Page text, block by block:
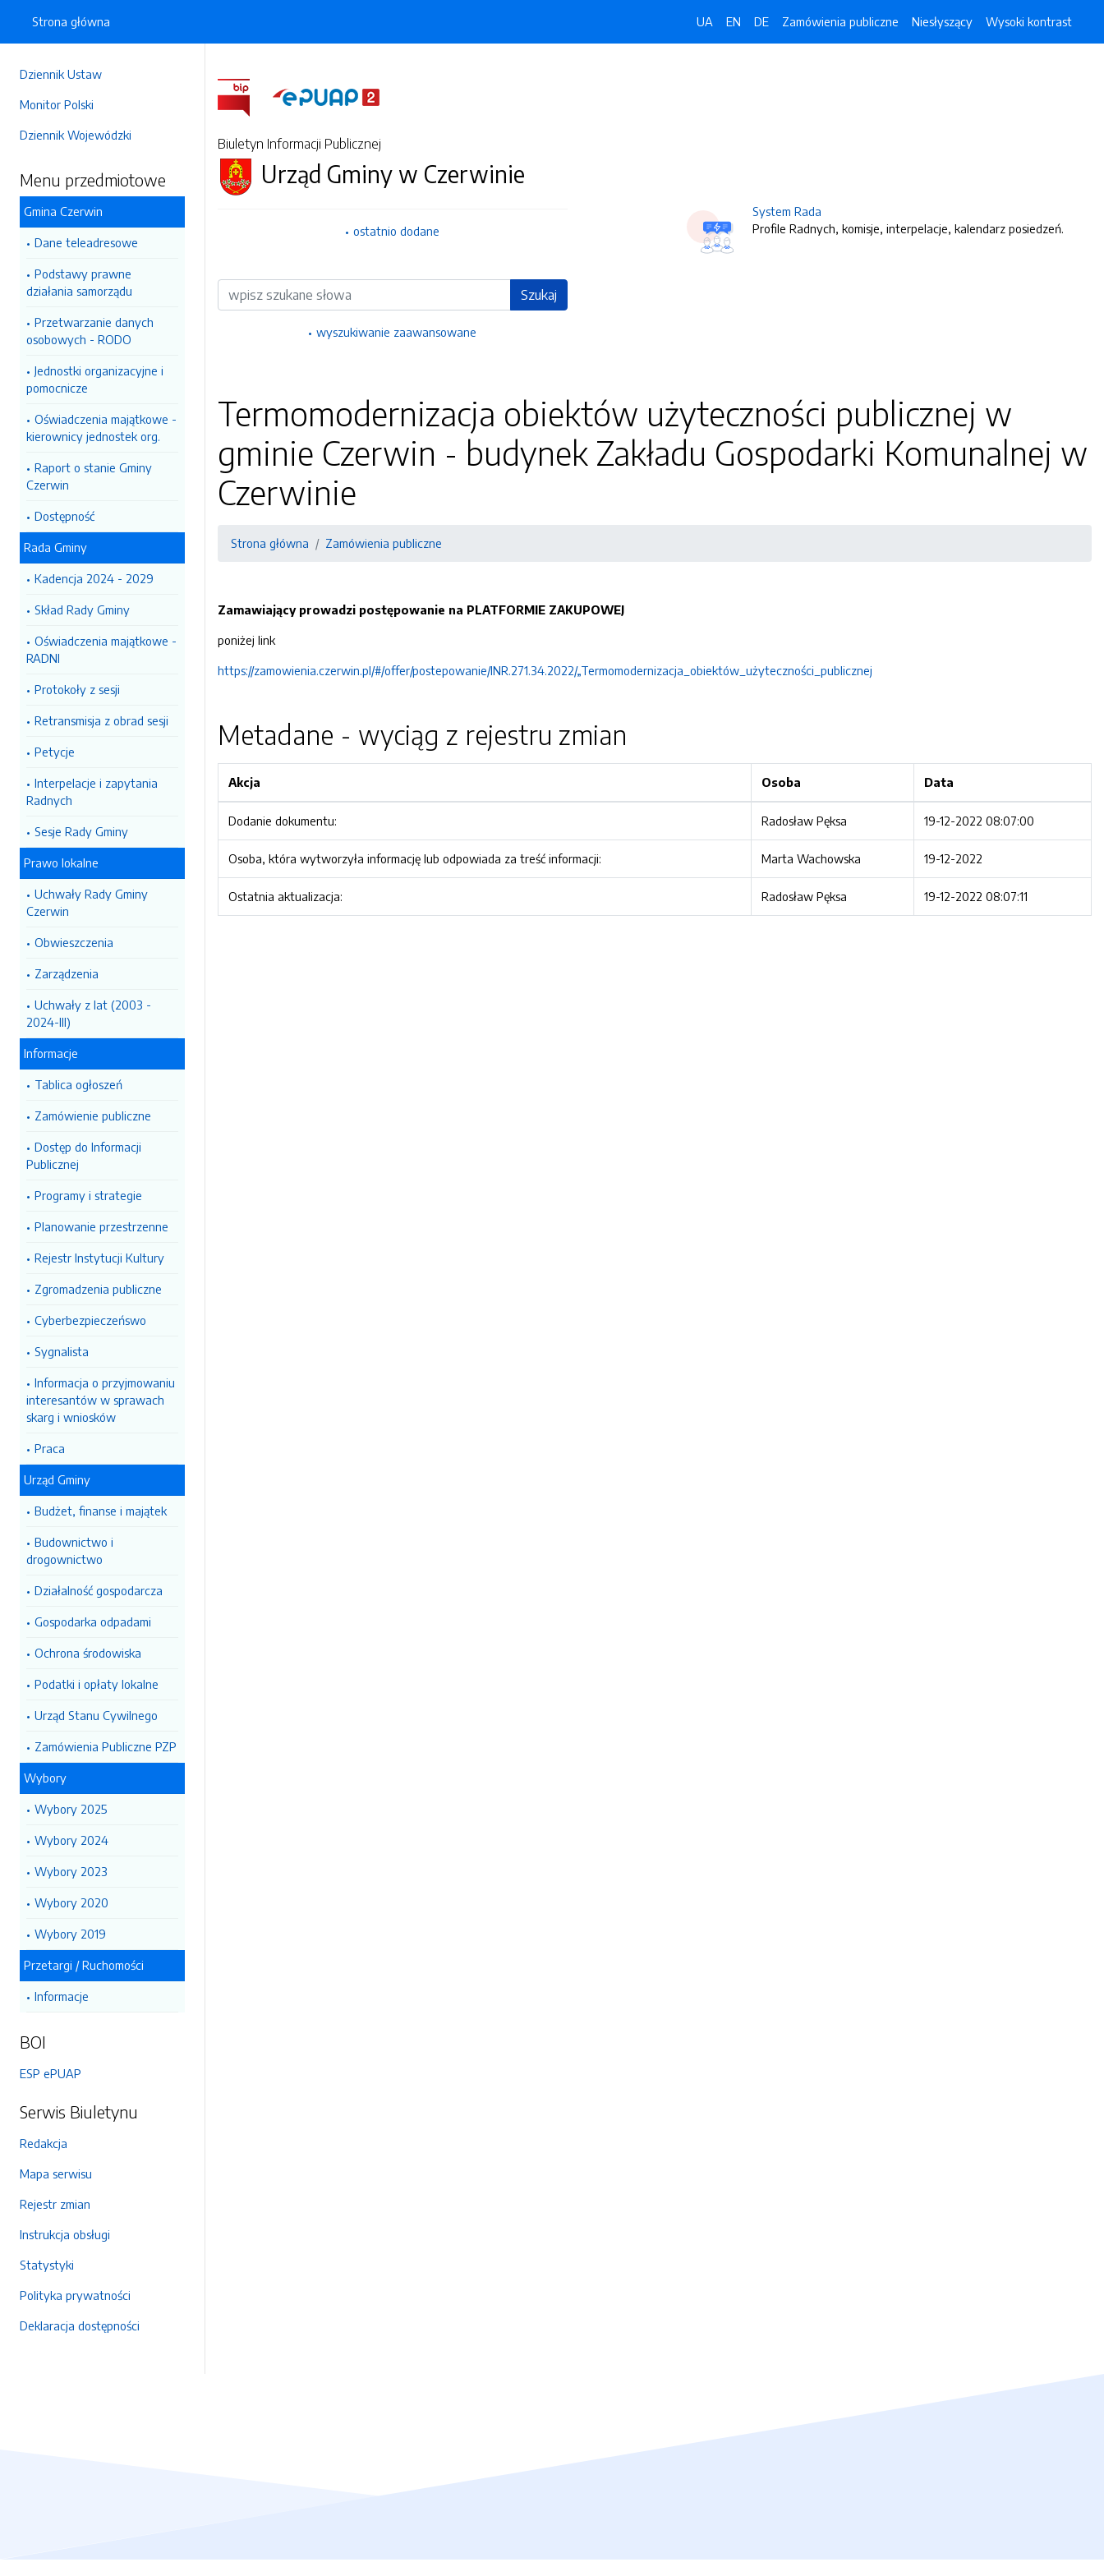
Dziennik Ustaw
Monitor Polski
Dziennik Wojewódzki
Menu przedmiotowe
Gmina Czerwin
Dane teleadresowe
Podstawy prawne
działania samorządu
Przetwarzanie danych
osobowych - RODO
Jednostki organizacyjne i
pomocnicze
Oświadczenia majątkowe -
kierownicy jednostek org.
Raport o stanie Gminy
Czerwin
Dostępność
Rada Gminy
Kadencja 2024 - 2029
Skład Rady Gminy
Oświadczenia majątkowe -
RADNI
Protokoły z sesji
Retransmisja z obrad sesji
Petycje
Interpelacje i zapytania
Radnych
Sesje Rady Gminy
Prawo lokalne
Uchwały Rady Gminy
Czerwin
Obwieszczenia
Zarządzenia
Uchwały z lat (2003 -
2024-III)
Informacje
Tablica ogłoszeń
Zamówienie publiczne
Dostęp do Informacji
Publicznej
Programy i strategie
Planowanie przestrzenne
Rejestr Instytucji Kultury
Zgromadzenia publiczne
Cyberbezpieczeńswo
Sygnalista
Informacja o przyjmowaniu
interesantów w sprawach
skarg i wniosków
Praca
Urząd Gminy
Budżet, finanse i majątek
Budownictwo i
drogownictwo
Działalność gospodarcza
Gospodarka odpadami
Ochrona środowiska
Podatki i opłaty lokalne
Urząd Stanu Cywilnego
Zamówienia Publiczne PZP
Wybory
Wybory 2025
Wybory 2024
Wybory 2023
Wybory 2020
Wybory 2019
Przetargi / Ruchomości
Informacje
BOI
ESP ePUAP
Serwis Biuletynu
Redakcja
Mapa serwisu
Rejestr zmian
Instrukcja obsługi
Statystyki
Polityka prywatności
Deklaracja dostępności
Strona główna UA EN DE Zamówienia publiczne Niesłyszący Wysoki kontrast
Biuletyn Informacji Publicznej
Urząd Gminy w Czerwinie
ostatnio dodane
Wyszukiwarka Szukaj
wyszukiwanie zaawansowane
System Rada
Profile Radnych, komisje, interpelacje, kalendarz posiedzeń.
Termomodernizacja obiektów użyteczności publicznej w
gminie Czerwin - budynek Zakładu Gospodarki Komunalnej w
Czerwinie
Strona główna Zamówienia publiczne
Zamawiający prowadzi postępowanie na PLATFORMIE ZAKUPOWEJ
poniżej link
https://zamowienia.czerwin.pl/#/offer/postepowanie/INR.271.34.2022/„Termomodernizacja_obiektów_użyteczności_publicznej
Metadane - wyciąg z rejestru zmian
Akcja Osoba Data
Dodanie dokumentu: Radosław Pęksa 19-12-2022 08:07:00
Osoba, która wytworzyła informację lub odpowiada za treść informacji: Marta Wachowska 19-12-2022
Ostatnia aktualizacja: Radosław Pęksa 19-12-2022 08:07:11